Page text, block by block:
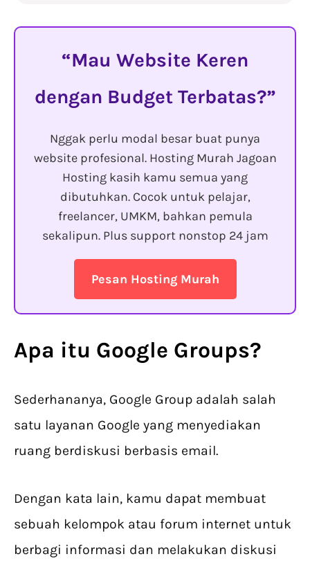
Mau Website Keren
dengan Budget Terbatas?
Nggak perlu modal besar buat punya
website profesional. Hosting Murah Jagoan
Hosting kasih kamu semua yang
dibutuhkan. Cocok untuk pelajar,
freelancer, UMKM, bahkan pemula
sekalipun. Plus support nonstop 24 jam
Pesan Hosting Murah
Apa itu Google Groups?
Sederhananya, Google Group adalah salah
satu layanan Google yang menyediakan
ruang berdiskusi berbasis email.
Dengan kata lain, kamu dapat membuat
sebuah kelompok atau forum internet untuk
berbagi informasi dan melakukan diskusi